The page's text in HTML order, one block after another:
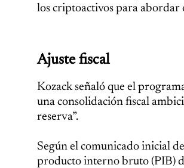
los criptoactivos para abordar
Ajuste fiscal
Kozack señaló que el
una consolidación fiscal
reserva”.
Según el comunicado inicial
producto interno bruto (PIB)